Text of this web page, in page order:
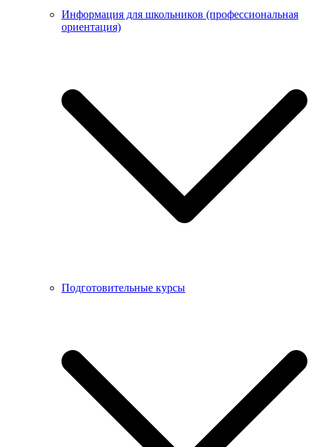
Информация для школьников (профессиональная
ориентация)
Подготовительные курсы